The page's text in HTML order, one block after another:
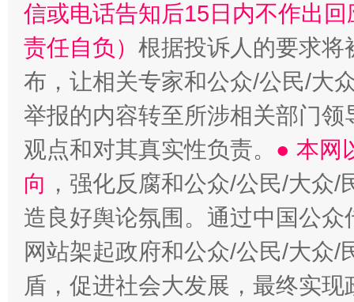
信或电话告知后15日内不作出
责任自负） 根据投诉人的要求将
布，让相关专家和公众/公民/大
举报的内容转至所涉相关部门
观点和对其真实性负责。 ● 本网
向 ，强化反腐和公众/公民/大众
造良好舆论氛围。通过中国公
网站架起政府和公众/公民/大众
盾，促进社会大发展，最终实